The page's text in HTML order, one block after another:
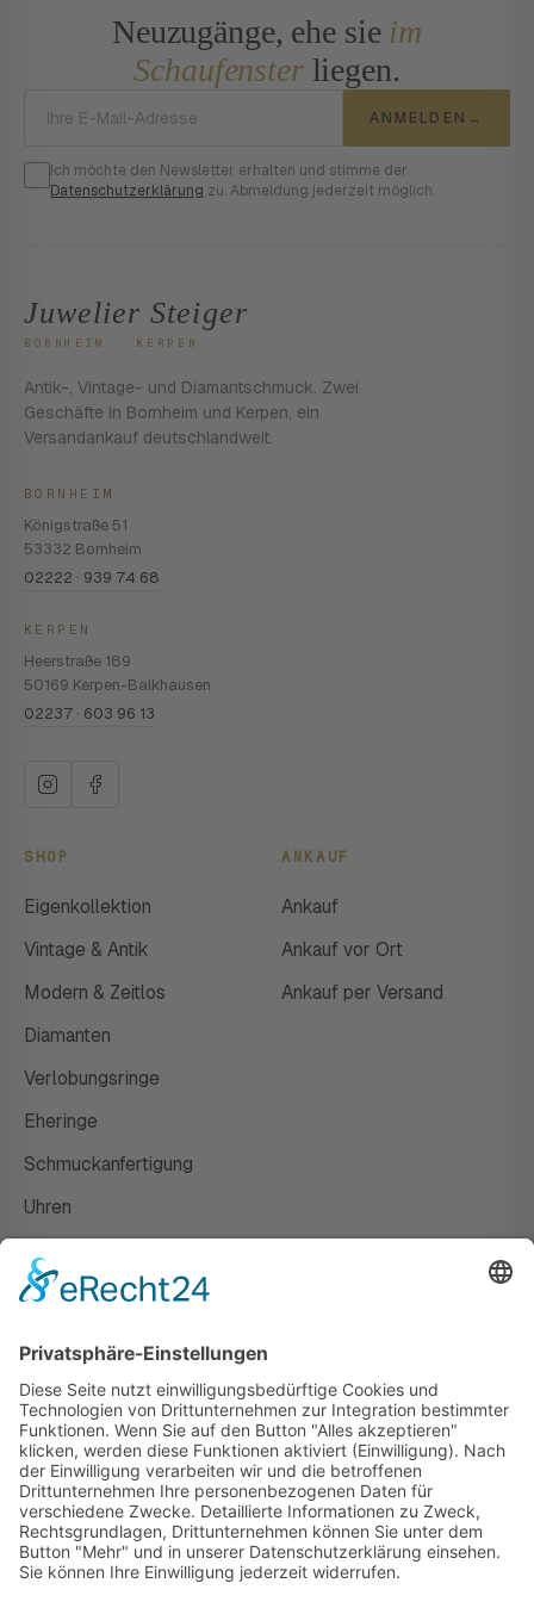
Neuzugänge, ehe sie im
Schaufensterliegen.
ANMELDEN →
Ich möchte den Newsletter erhalten und stimme der
Datenschutzerklärung zu. Abmeldung jederzeit möglich.
Juwelier Steiger
BORNHEIM · KERPEN
Antik-, Vintage- und Diamantschmuck. Zwei
Geschäfte in Bornheim und Kerpen, ein
Versandankauf deutschlandweit.
BORNHEIM
Königstraße 51
53332 Bornheim
02222 · 939 74 68
KERPEN
Heerstraße 189
50169 Kerpen-Balkhausen
02237 · 603 96 13
SHOP
Eigenkollektion
Vintage & Antik
Modern & Zeitlos
Diamanten
Verlobungsringe
Eheringe
Schmuckanfertigung
Uhren
ANKAUF
Ankauf
Ankauf vor Ort
Ankauf per Versand
Susanne Steiger
Geschäfte
Newsletter
Kontakt